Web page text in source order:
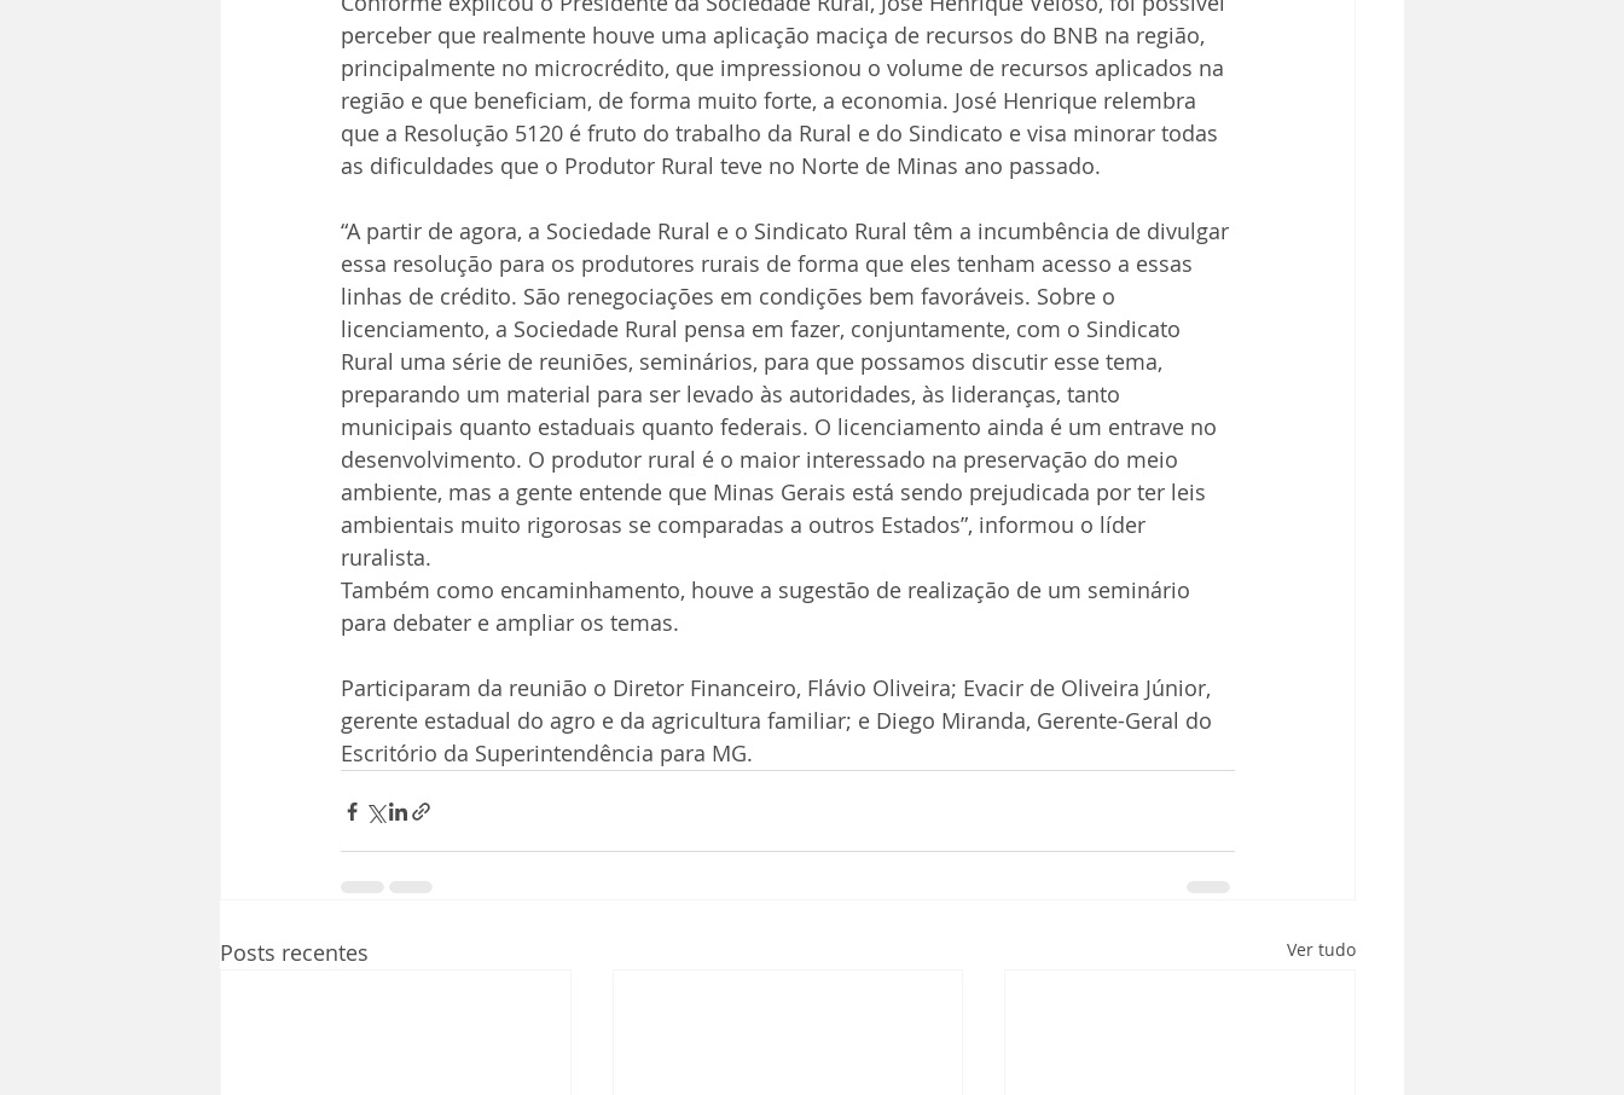
perceber que realmente houve uma aplicação maciça de recursos do BNB na região,
principalmente no microcrédito, que impressionou o volume de recursos aplicados na
região e que beneficiam, de forma muito forte, a economia. José Henrique relembra
que a Resolução 5120 é fruto do trabalho da Rural e do Sindicato e visa minorar todas
as dificuldades que o Produtor Rural teve no Norte de Minas ano passado.
“A partir de agora, a Sociedade Rural e o Sindicato Rural têm a incumbência de divulgar
essa resolução para os produtores rurais de forma que eles tenham acesso a essas
linhas de crédito. São renegociações em condições bem favoráveis. Sobre o
licenciamento, a Sociedade Rural pensa em fazer, conjuntamente, com o Sindicato
Rural uma série de reuniões, seminários, para que possamos discutir esse tema,
preparando um material para ser levado às autoridades, às lideranças, tanto
municipais quanto estaduais quanto federais. O licenciamento ainda é um entrave no
desenvolvimento. O produtor rural é o maior interessado na preservação do meio
ambiente, mas a gente entende que Minas Gerais está sendo prejudicada por ter leis
ambientais muito rigorosas se comparadas a outros Estados”, informou o líder
ruralista.
Também como encaminhamento, houve a sugestão de realização de um seminário
para debater e ampliar os temas.
Participaram da reunião o Diretor Financeiro, Flávio Oliveira; Evacir de Oliveira Júnior,
gerente estadual do agro e da agricultura familiar; e Diego Miranda, Gerente-Geral do
Escritório da Superintendência para MG.
Posts recentes Ver tudo